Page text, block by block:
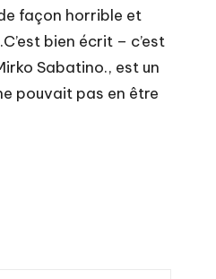
façon horrible et
bien écrit – c’est
Sabatino., est un
pouvait pas en être